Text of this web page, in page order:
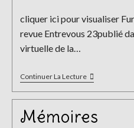
cliquer ici pour visualiser
revue Entrevous 23publié
virtuelle de la…
Continuer La LectureFurieuse
Mémoires